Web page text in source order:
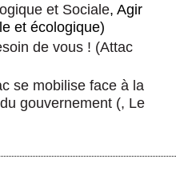
et Sociale, Agir
et écologique)
de vous ! (Attac
se mobilise face à la
gouvernement (, Le